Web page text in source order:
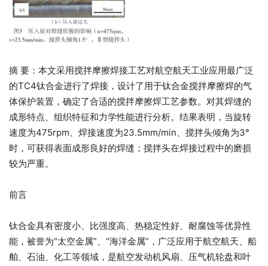
摘 要：本文采用搅拌摩擦焊接工艺对航空航天工业应用最广泛
的TC4钛合金进行了焊接，设计了用于钛合金搅拌摩擦焊的气
体保护装置，确定了合适的搅拌摩擦焊工艺参数。对其焊缝的
成形特点、组织特征和力学性能进行分析。结果表明，当旋转
速度为475rpm、焊接速度为23.5mm/min、搅拌头倾角为3°
时，可获得表面成形良好的焊缝；搅拌头在焊接过程中的磨损
较为严重。
前言
钛合金具有密度小、比强度高、热稳定性好、耐腐蚀等优异性
能，被誉为“太空金属”、“海洋金属”，广泛应用于航空航天、船
舶、石油、化工等领域，是航空发动机风扇、压气机轮盘和叶